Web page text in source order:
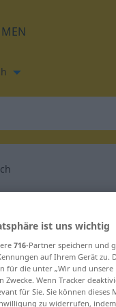
für
ist uns wichtig
716-Partner speichern und
auf Ihrem Gerät zu.
für die unter „Wir und
Zwecke. Wenn Tracker
für Sie. Sie können
zu widerrufen,